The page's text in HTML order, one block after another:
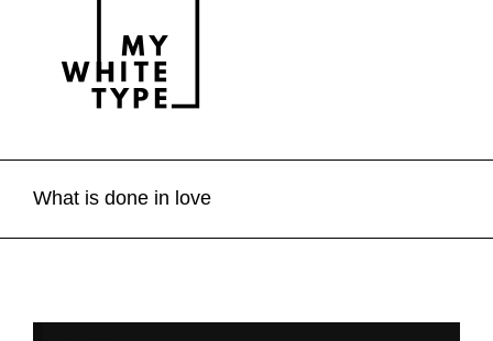
What is done in love